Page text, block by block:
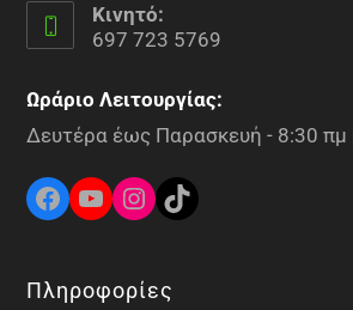
Κινητό:
697 723 5769
Ωράριο Λειτουργίας:
Δευτέρα έως Παρασκευή - 8:30 πμ
Πληροφορίες